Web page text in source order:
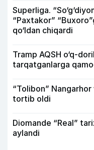
Superliga.
“Paxtakor”
qo‘ldan chiqardi
Tramp AQSH o‘q-
tarqatganlarga
“Tolibon”
tortib oldi
Diomande “Real”
aylandi